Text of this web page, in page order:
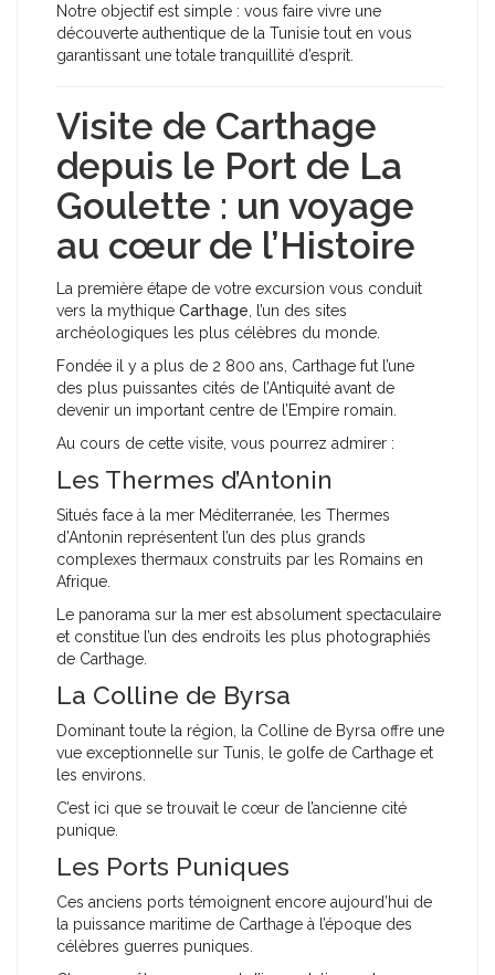
Notre objectif est simple : vous faire vivre une
découverte authentique de la Tunisie tout en vous
garantissant une totale tranquillité d’esprit.
Visite de Carthage
depuis le Port de La
Goulette : un voyage
au cœur de l’Histoire
La première étape de votre excursion vous conduit
vers la mythique Carthage , l’un des sites
archéologiques les plus célèbres du monde.
Fondée il y a plus de 2 800 ans, Carthage fut l’une
des plus puissantes cités de l’Antiquité avant de
devenir un important centre de l’Empire romain.
Au cours de cette visite, vous pourrez admirer :
Les Thermes d’Antonin
Situés face à la mer Méditerranée, les Thermes
d’Antonin représentent l’un des plus grands
complexes thermaux construits par les Romains en
Afrique.
Le panorama sur la mer est absolument spectaculaire
et constitue l’un des endroits les plus photographiés
de Carthage.
La Colline de Byrsa
Dominant toute la région, la Colline de Byrsa offre une
vue exceptionnelle sur Tunis, le golfe de Carthage et
les environs.
C’est ici que se trouvait le cœur de l’ancienne cité
punique.
Les Ports Puniques
Ces anciens ports témoignent encore aujourd’hui de
la puissance maritime de Carthage à l’époque des
célèbres guerres puniques.